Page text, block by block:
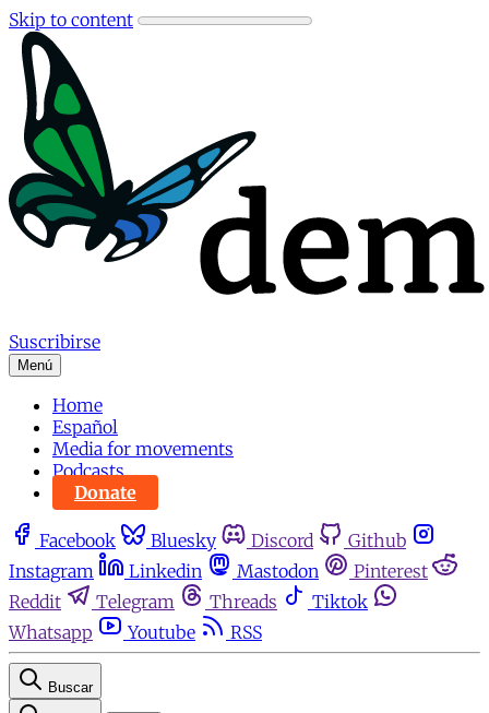
Skip to content
Suscribirse
Menú
Home
Español
Media for movements
Podcasts
Donate
Facebook Bluesky Discord
Github
Instagram
Linkedin Mastodon
Pinterest
Reddit
Telegram Threads
Tiktok
Whatsapp
Youtube RSS
Buscar